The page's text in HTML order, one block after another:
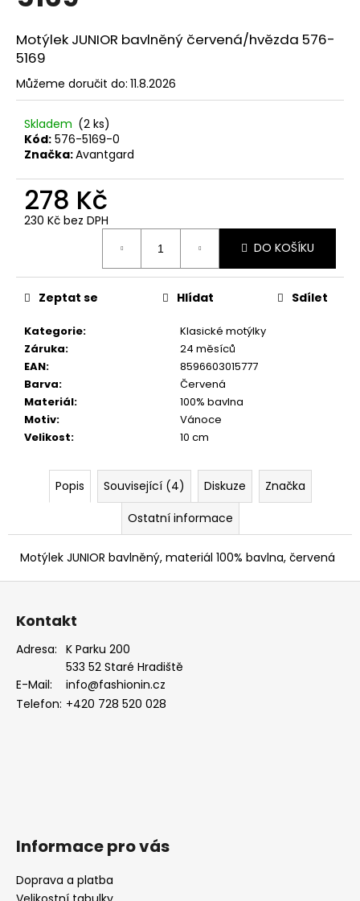
Motýlek JUNIOR bavlněný červená/hvězda 576-
5169
Můžeme doručit do: 11.8.2026
Skladem (2 ks)
Kód: 576-5169-0
Značka:Avantgard
278 Kč
230 Kč bez DPH
DO KOŠÍKU
Kategorie:
Klasické motýlky
Záruka:
24 měsíců
EAN:
8596603015777
Barva:
Červená
Materiál:
100% bavlna
Motiv:
Vánoce
Velikost: 10 cm
Zeptat se Hlídat Sdílet
Popis Související (4) Diskuze
Značka
Ostatní informace
Motýlek JUNIOR bavlněný, materiál 100% bavlna, červená
j
e
m
e
KRAVATA
LUX
561-
9045
597
Kč
Z
Kontakt
Adresa: K Parku 200
533 52 Staré Hradiště
E-Mail:
info@fashionin.cz
Telefon: +420 728 520 028
Informace pro vás
Doprava a platba